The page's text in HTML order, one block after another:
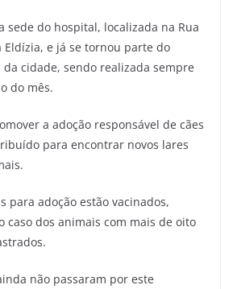
sede do hospital, localizada na Rua
Eldízia, e já se tornou parte do
cidade, sendo realizada sempre
do mês.
a adoção responsável de cães
para encontrar novos lares
para adoção estão vacinados,
caso dos animais com mais de oito
não passaram por este